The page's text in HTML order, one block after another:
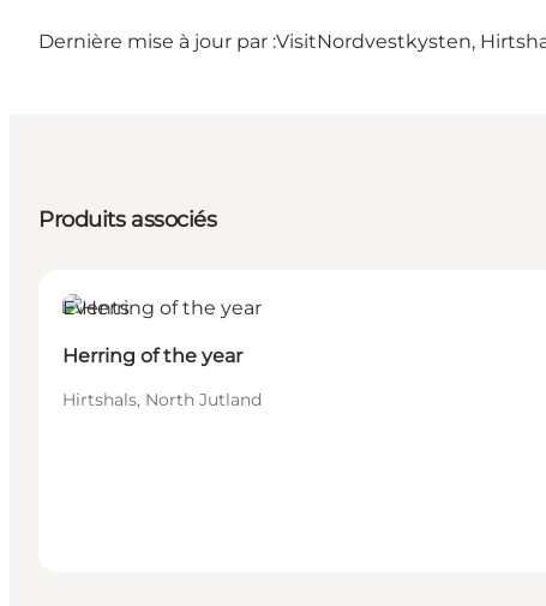
Dernière mise à jour par :VisitNordvestkysten,
Produits associés
Events
Herring of the year
Hirtshals, North Jutland